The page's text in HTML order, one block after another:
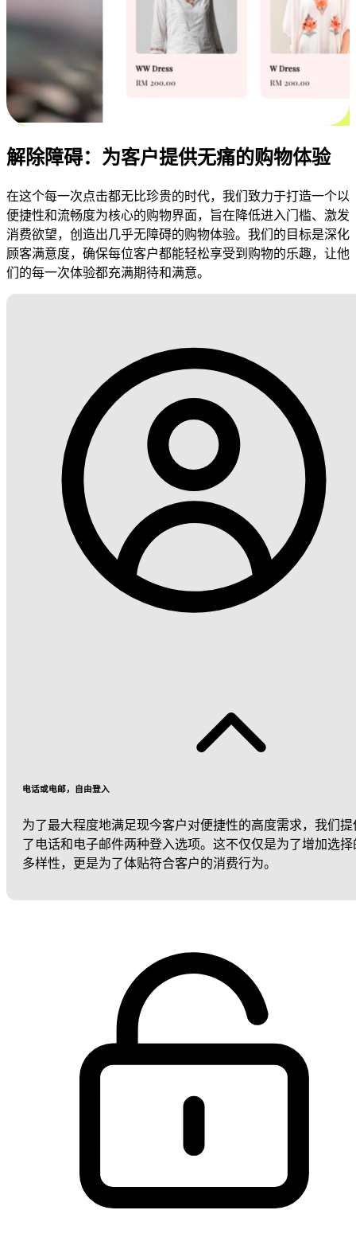
解除障碍：为客户提供无痛的购物体验
在这个每一次点击都无比珍贵的时代，我们致力于打造一个以
便捷性和流畅度为核心的购物界面，旨在降低进入门槛、激发
消费欲望，创造出几乎无障碍的购物体验。我们的目标是深化
顾客满意度，确保每位客户都能轻松享受到购物的乐趣，让他
们的每一次体验都充满期待和满意。
电话或电邮，自由登入
为了最大程度地满足现今客户对便捷性的高度需求，我们提
了电话和电子邮件两种登入选项。这不仅仅是为了增加选择
多样性，更是为了体贴符合客户的消费行为。